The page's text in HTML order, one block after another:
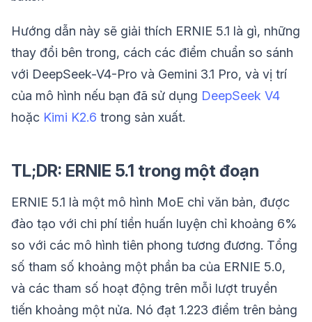
Hướng dẫn này sẽ giải thích ERNIE 5.1 là gì, những
thay đổi bên trong, cách các điểm chuẩn so sánh
với DeepSeek-V4-Pro và Gemini 3.1 Pro, và vị trí
của mô hình nếu bạn đã sử dụng DeepSeek V4
hoặc Kimi K2.6 trong sản xuất.
TL;DR: ERNIE 5.1 trong một đoạn
ERNIE 5.1 là một mô hình MoE chỉ văn bản, được
đào tạo với chi phí tiền huấn luyện chỉ khoảng 6%
so với các mô hình tiên phong tương đương. Tổng
số tham số khoảng một phần ba của ERNIE 5.0,
và các tham số hoạt động trên mỗi lượt truyền
tiến khoảng một nửa. Nó đạt 1.223 điểm trên bảng